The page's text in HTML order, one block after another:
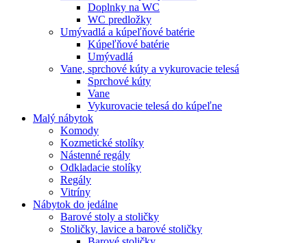
Doplnky na WC
WC predložky
Umývadlá a kúpeľňové batérie
Kúpeľňové batérie
Umývadlá
Vane, sprchové kúty a vykurovacie telesá
Sprchové kúty
Vane
Vykurovacie telesá do kúpeľne
Malý nábytok
Komody
Kozmetické stolíky
Nástenné regály
Odkladacie stolíky
Regály
Vitríny
Nábytok do jedálne
Barové stoly a stoličky
Stoličky, lavice a barové stoličky